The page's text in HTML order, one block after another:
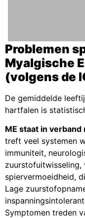
Problemen
Myalgische
(volgens de
De gemiddelde
hartfalen is
ME staat in
treft veel systemen
immuniteit,
zuurstofuitwisseling,
spiervermoeidheid,
Lage
Symptomen treden